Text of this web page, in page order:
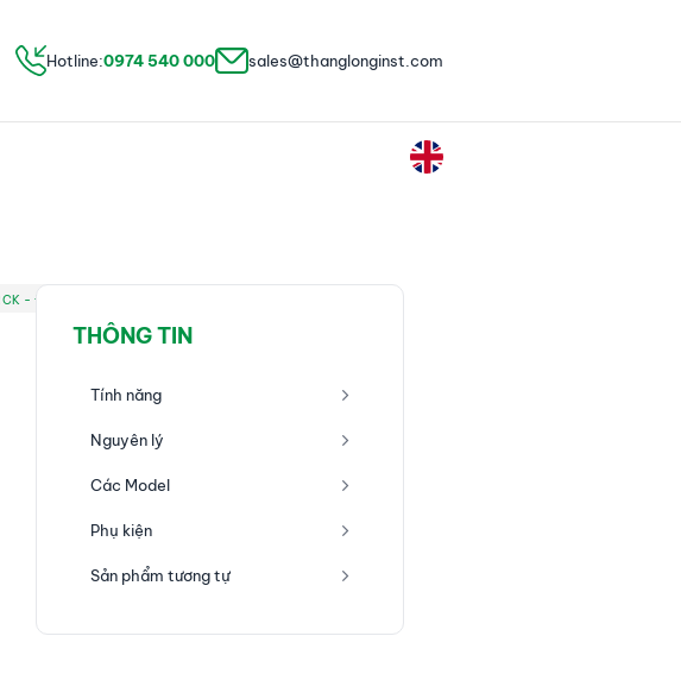
Hotline:0974 540 000 sales@thanglonginst.com
- ĐỨC
THÔNG TIN
Tính năng
Nguyên lý
Các Model
Phụ kiện
Sản phẩm tương tự